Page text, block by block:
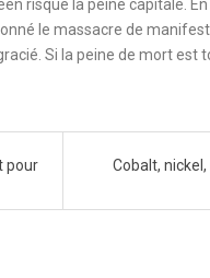
risque la peine capitale.
le massacre de
Si la peine de mort est
pour
Cobalt,